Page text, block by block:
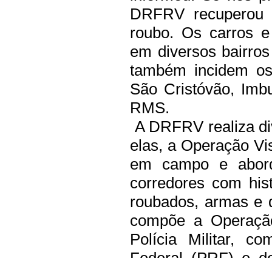
DRFRV
roubo. Os carros
em diversos
também incidem
São Cristóvão,
RMS.
A DRFRV realiza
elas, a Operação
em campo e
corredores com
roubados, armas e
compõe a
Polícia Militar,